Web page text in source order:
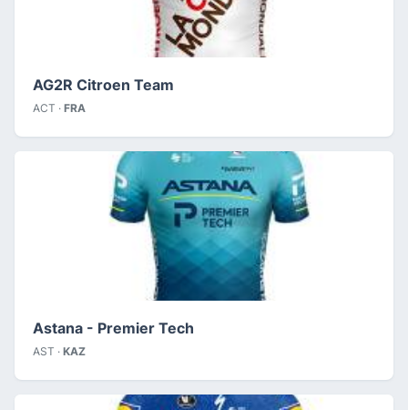
AG2R Citroen Team
ACT · FRA
Astana - Premier Tech
AST · KAZ